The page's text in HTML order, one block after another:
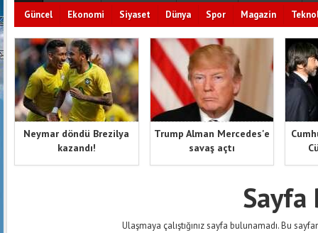
Güncel Ekonomi Siyaset Dünya Spor Magazin
Neymar döndü Brezilya
kazandı!
Trump Alman Mercedes'e
savaş açtı
Sayfa
Ulaşmaya çalıştığınız sayfa bulunamadı. Bu